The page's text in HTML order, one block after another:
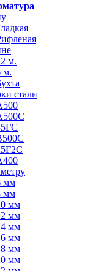
Качественные стали
м.
м.
стали
мм
мм
мм
мм
мм
мм
мм
мм